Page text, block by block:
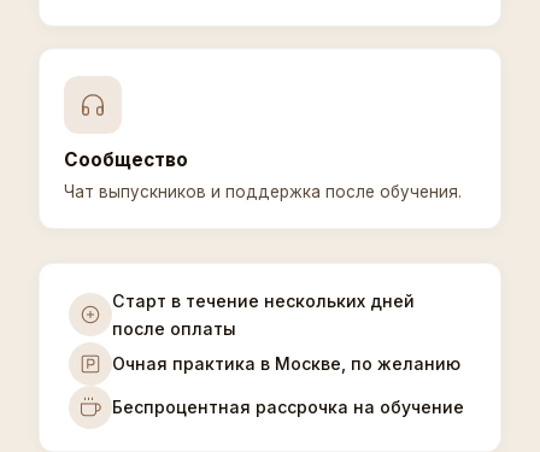
Сообщество
Чат выпускников и поддержка после обучения.
Старт в течение нескольких дней
после оплаты
Очная практика в Москве, по желанию
Беспроцентная рассрочка на обучение